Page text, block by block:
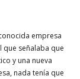
empresa
que señalaba que
y una nueva
nada tenía que